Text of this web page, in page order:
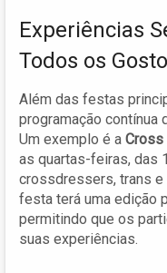
Experiências
Todos os
Além das festas
programação contínua
Um exemplo é a Cross
as quartas-feiras, das
crossdressers, trans e
festa terá uma edição
permitindo que os
suas experiências.